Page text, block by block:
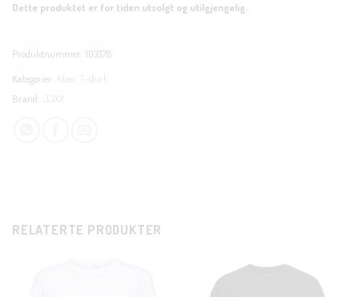
Dette produktet er for tiden utsolgt og utilgjengelig.
Produktnummer: 103378
Kategorier: Klær T-shirt
Brand:
JJXX
RELATERTE PRODUKTER